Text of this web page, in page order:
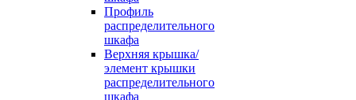
Профиль
распределительного
шкафа
Верхняя крышка/
элемент крышки
распределительного
шкафа